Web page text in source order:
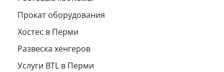
Прокат оборудования
Хостес в Перми
Развеска хенгеров
Услуги BTL в Перми